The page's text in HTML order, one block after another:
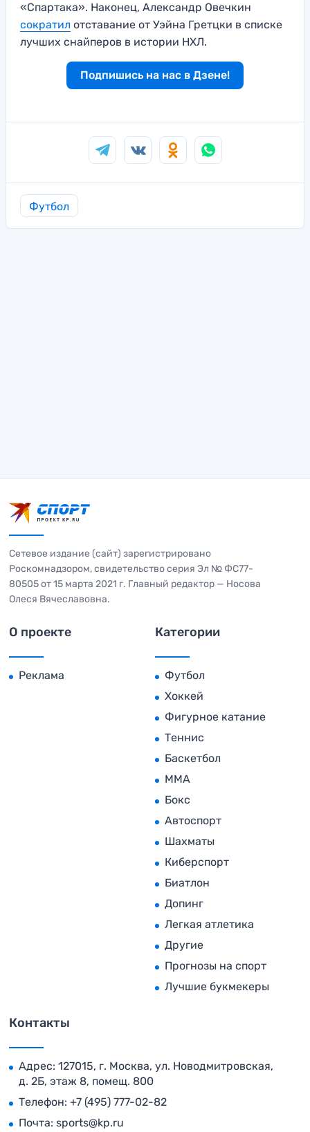
«Спартака». Наконец, Александр Овечкин
сократил отставание от Уэйна Гретцки в списке
лучших снайперов в истории НХЛ.
Подпишись на нас в Дзене!
Футбол
Сетевое издание (сайт) зарегистрировано
Роскомнадзором, свидетельство серия Эл № ФС77-
80505 от 15 марта 2021 г. Главный редактор — Носова
Олеся Вячеславовна.
О проекте
Реклама
Категории
Футбол
Хоккей
Фигурное катание
Теннис
Баскетбол
MMA
Бокс
Автоспорт
Шахматы
Киберспорт
Биатлон
Допинг
Легкая атлетика
Другие
Прогнозы на спорт
Лучшие букмекеры
Контакты
Адрес: 127015, г. Москва, ул. Новодмитровская,
д. 2Б, этаж 8, помещ. 800
Телефон: +7 (495) 777-02-82
Почта: sports@kp.ru